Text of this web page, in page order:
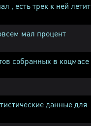
, есть трек к ней летит
мал процент
собранных в коцмасе
данные для